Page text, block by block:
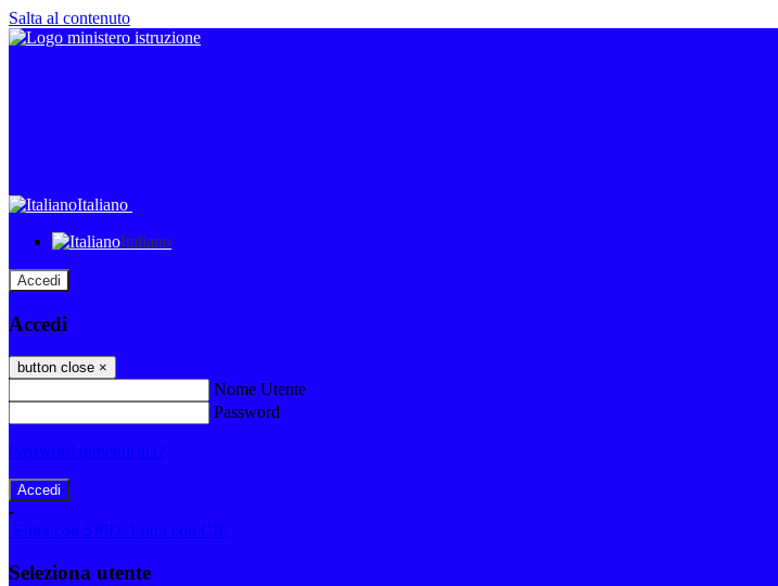
Salta al contenuto
Italiano
Italiano
Accedi
Accedi
button close ×
Nome Utente
Password
Password dimenticata?
-
Entra con SPID
Entra con CIE
Seleziona utente